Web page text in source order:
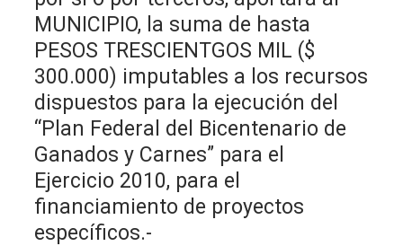
MUNICIPIO, la suma de hasta
PESOS TRESCIENTGOS MIL ($
300.000) imputables a los recursos
dispuestos para la ejecución del
“Plan Federal del Bicentenario de
Ganados y Carnes” para el
Ejercicio 2010, para el
financiamiento de proyectos
específicos.-